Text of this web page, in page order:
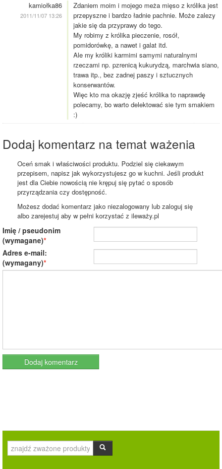
kamiołka86
2011/11/07 13:26
Zdaniem moim i mojego meża mięso z królika jest
przepyszne i bardzo ładnie pachnie. Może zalezy
jakie się da przyprawy do tego.
My robimy z królika pieczenie, rosół,
pomidorówkę, a nawet i galat itd.
Ale my króliki karmimi samymi naturalnymi
rzeczami np. pzrenicą kukurydzą, marchwia siano,
trawa itp., bez zadnej paszy i sztucznych
konserwantów.
Więc kto ma okazję zjeść królika to naprawdę
polecamy, bo warto delektować sie tym smakiem
:)
Dodaj komentarz na temat ważenia
Oceń smak i właściwości produktu. Podziel się ciekawym
przepisem, napisz jak wykorzystujesz go w kuchni. Jeśli produkt
jest dla Ciebie nowością nie krępuj się pytać o sposób
przyrządzania czy dostępność.
Możesz dodać komentarz jako niezalogowany lub zaloguj się
albo zarejestuj aby w pełni korzystać z ileważy.pl
Imię / pseudonim
(wymagane)
Adres e-mail:
(wymagany)